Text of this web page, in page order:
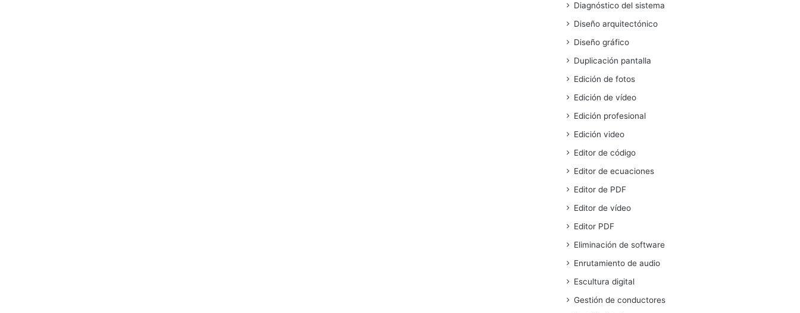
Diagnóstico del sistema
Diseño arquitectónico
Diseño gráfico
Duplicación pantalla
Edición de fotos
Edición de vídeo
Edición profesional
Edición video
Editor de código
Editor de ecuaciones
Editor de PDF
Editor de vídeo
Editor PDF
Eliminación de software
Enrutamiento de audio
Escultura digital
Gestión de conductores